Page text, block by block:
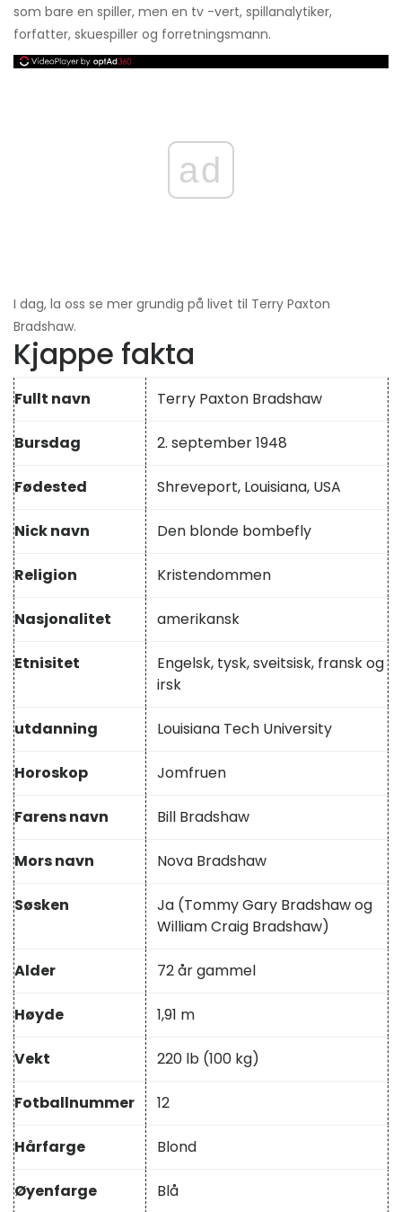
som bare en spiller, men en tv -vert, spillanalytiker,
forfatter, skuespiller og forretningsmann.
ad
I dag, la oss se mer grundig på livet til Terry Paxton
Bradshaw.
Kjappe fakta
Fullt navn Terry Paxton Bradshaw
Bursdag 2. september 1948
Fødested Shreveport, Louisiana, USA
Nick navn Den blonde bombefly
Religion Kristendommen
Nasjonalitet amerikansk
Etnisitet
Engelsk, tysk, sveitsisk, fransk og
irsk
utdanning Louisiana Tech University
Horoskop Jomfruen
Farens navn Bill Bradshaw
Mors navn Nova Bradshaw
Søsken
Ja (Tommy Gary Bradshaw og
William Craig Bradshaw)
Alder 72 år gammel
Høyde 1,91 m
Vekt 220 lb (100 kg)
Fotballnummer 12
Hårfarge Blond
Øyenfarge Blå